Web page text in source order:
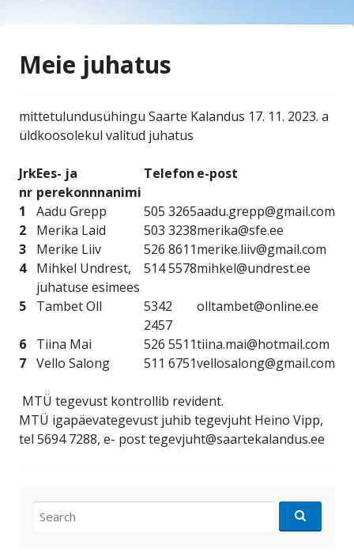
Meie juhatus
mittetulundusühingu Saarte Kalandus 17. 11. 2023. a
üldkoosolekul valitud juhatus
Jrk
nr
Ees- ja
perekonnnanimi
Telefon e-post
1 Aadu Grepp 505 3265aadu.grepp@gmail.com
2
Merika Laid 503 3238merika@sfe.ee
3
Merike Liiv 526 8611merike.liiv@gmail.com
4
Mihkel Undrest,
juhatuse esimees
514 5578mihkel@undrest.ee
5 Tambet Oll
5342
2457
olltambet@online.ee
6 Tiina Mai 526 5511tiina.mai@hotmail.com
7 Vello Salong 511 6751vellosalong@gmail.com
MTÜ tegevust kontrollib revident.
MTÜ igapäevategevust juhib tegevjuht Heino Vipp,
tel 5694 7288, e- post tegevjuht@saartekalandus.ee
for: